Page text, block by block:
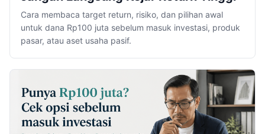
Cara membaca target return, risiko, dan pilihan awal
untuk dana Rp100 juta sebelum masuk investasi, produk
pasar, atau aset usaha pasif.